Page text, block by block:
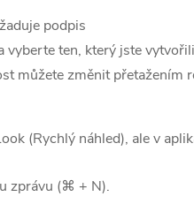
podpis
vyberte ten, který jste
můžete změnit přetažením
(Rychlý náhled), ale v
zprávu (⌘ + N).